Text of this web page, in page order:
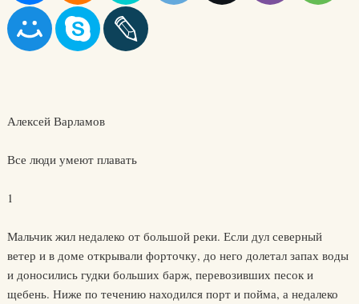
Алексей Варламов
Все люди умеют плавать
1
Мальчик жил недалеко от большой реки. Если дул северный
ветер и в доме открывали форточку, до него долетал запах воды
и доносились гудки больших барж, перевозивших песок и
щебень. Ниже по течению находился порт и пойма, а недалеко